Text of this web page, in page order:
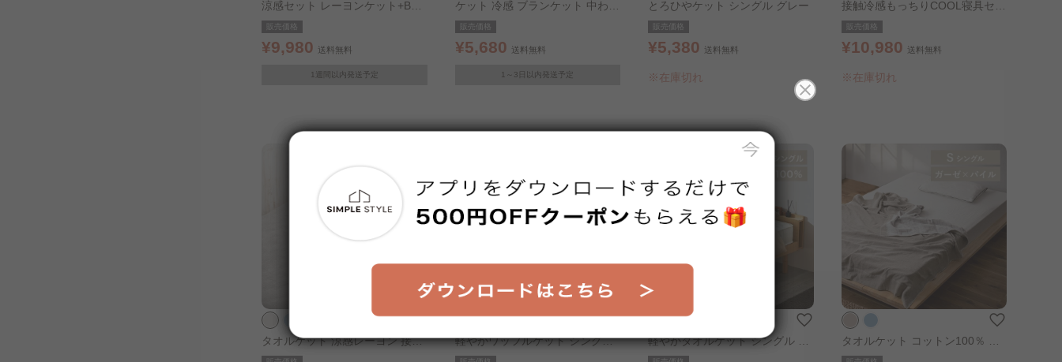
涼感セット レーヨンケット+BOX
シーツ シングル BOXシーツ：グ
レージュ
販売価格
¥9,980 送料無料
1週間以内発送予定
ケット 冷感 ブランケット 中わた
タイプ シングル S ライトブルー
販売価格
¥5,680 送料無料
1～3日以内発送予定
とろひやケット シングル グレー
販売価格
¥5,380 送料無料
※在庫切れ
接触冷感もっちりCOOL寝具セッ
ト シングル アイスブルー
販売価格
¥10,980 送料無料
※在庫切れ
タオルケット 涼感レーヨン 接触
冷感 シングル シルバーグレー
軽やかワッフルケット シングル
アイボリー
軽やかタオルケット シングル ア
イボリー
タオルケット コットン100％ シ
ングル ベージュ